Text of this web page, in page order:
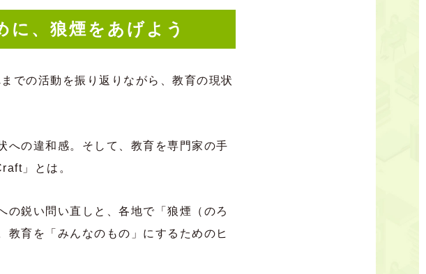
に、狼煙をあげよう
での活動を振り返りながら、教育の現状
への違和感。そして、教育を専門家の手
」とは。
の鋭い問い直しと、各地で「狼煙（のろ
教育を「みんなのもの」にするためのヒ